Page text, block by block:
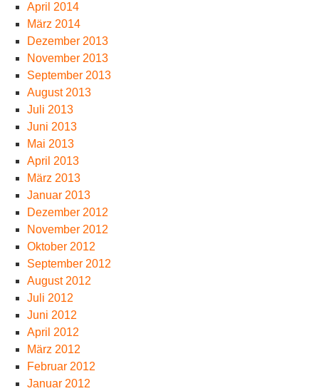
April 2014
März 2014
Dezember 2013
November 2013
September 2013
August 2013
Juli 2013
Juni 2013
Mai 2013
April 2013
März 2013
Januar 2013
Dezember 2012
November 2012
Oktober 2012
September 2012
August 2012
Juli 2012
Juni 2012
April 2012
März 2012
Februar 2012
Januar 2012